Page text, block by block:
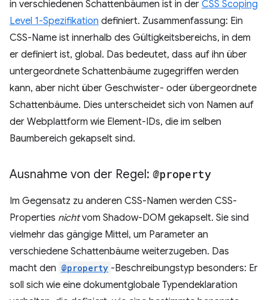
in verschiedenen Schattenbäumen ist in der CSS Scoping
Level 1-Spezifikation definiert. Zusammenfassung: Ein
CSS-Name ist innerhalb des Gültigkeitsbereichs, in dem
er definiert ist, global. Das bedeutet, dass auf ihn über
untergeordnete Schattenbäume zugegriffen werden
kann, aber nicht über Geschwister- oder übergeordnete
Schattenbäume. Dies unterscheidet sich von Namen auf
der Webplattform wie Element-IDs, die im selben
Baumbereich gekapselt sind.
Ausnahme von der Regel: @property
Im Gegensatz zu anderen CSS-Namen werden CSS-
Properties nichtvom Shadow-DOM gekapselt. Sie sind
vielmehr das gängige Mittel, um Parameter an
verschiedene Schattenbäume weiterzugeben. Das
macht den @property -Beschreibungstyp besonders: Er
soll sich wie eine dokumentglobale Typendeklaration